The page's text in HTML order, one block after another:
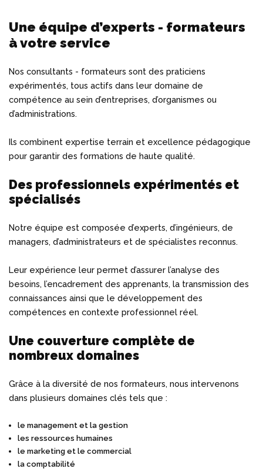
fiscal, de l’urbanisme et de
numérique 6AE, GED Et ECM
financière et contrôle de gestion
du BTP
du changement organisationnel
Féminin
des exigences HSE dans un site
des produits dangereux
en hauteur, montage, démontage
d’échafaudage
du personnel
administrative du personnel
du temps et de Priorité
des contrats du travail
administrative et
postes
RH & Gestion de la relève
organisationnel & team
Une équipe d’experts - formateurs
à votre service
Nos consultants - formateurs sont des praticiens
expérimentés, tous actifs dans leur domaine de
compétence au sein d’entreprises, d’organismes ou
d’administrations.
Ils combinent expertise terrain et excellence pédagogique
pour garantir des formations de haute qualité.
Des professionnels expérimentés et
spécialisés
Notre équipe est composée d’experts, d’ingénieurs, de
managers, d’administrateurs et de spécialistes reconnus.
Leur expérience leur permet d’assurer l’analyse des
besoins, l’encadrement des apprenants, la transmission des
connaissances ainsi que le développement des
compétences en contexte professionnel réel.
Une couverture complète de
nombreux domaines
Grâce à la diversité de nos formateurs, nous intervenons
dans plusieurs domaines clés tels que :
le management et la gestion
les ressources humaines
le marketing et le commercial
la comptabilité